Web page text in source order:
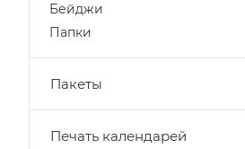
Бейджи
Папки
Пакеты
Печать календарей